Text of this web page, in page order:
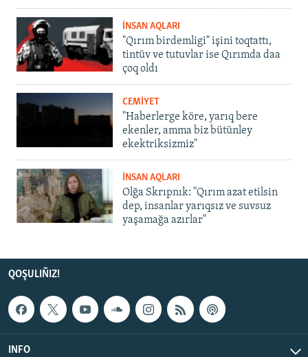
İNSAN AQLARI
"Qırım birdemligi" işini toqtattı,
tintüv ve tutuvlar ise Qırımda daa
çoq oldı
CEMİYET
"Haberlerge köre, yarıq bere
ekenler, amma biz bütünley
ekektriksizmiz"
İNSAN AQLARI
Olğa Skrıpnık: "Qırım azat etilsin
dep, insanlar yarıqsız ve suvsuz
yaşamağa azırlar"
QOŞULIÑIZ!
INFO